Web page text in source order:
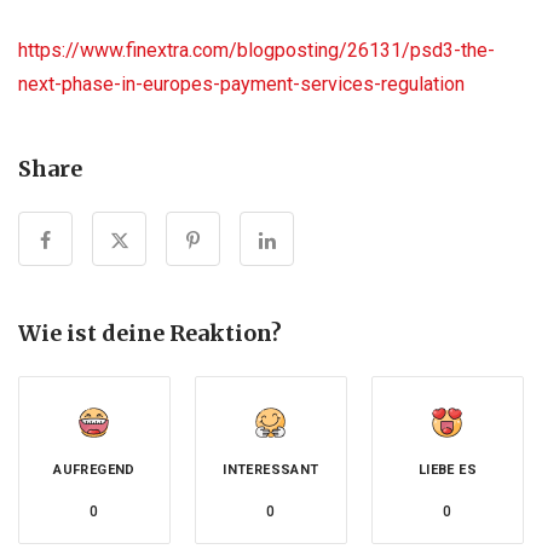
https://www.finextra.com/blogposting/26131/psd3-the-
next-phase-in-europes-payment-services-regulation
Share
Wie ist deine Reaktion?
AUFREGEND
0
INTERESSANT
0
LIEBE ES
0